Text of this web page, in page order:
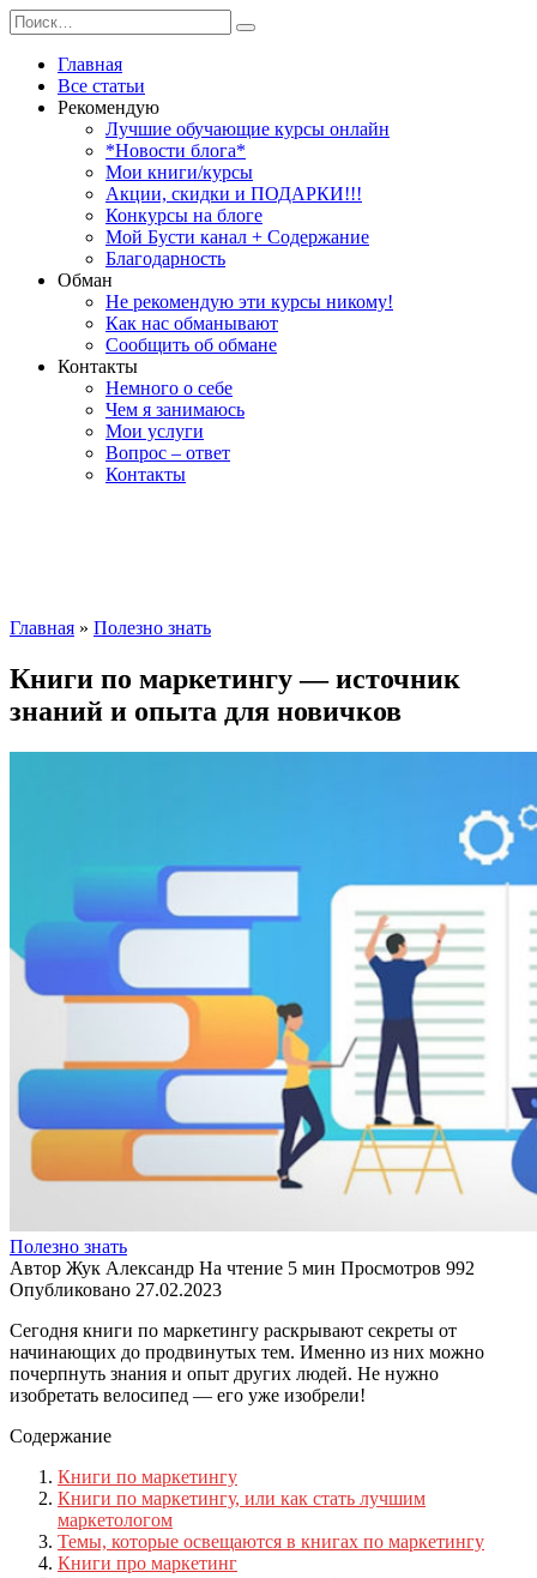
Перейти
к
содержанию
Search
for:
Главная
Все статьи
Рекомендую
Лучшие обучающие курсы онлайн
*Новости блога*
Мои книги/курсы
Акции, скидки и ПОДАРКИ!!!
Конкурсы на блоге
Мой Бусти канал + Содержание
Благодарность
Обман
Не рекомендую эти курсы никому!
Как нас обманывают
Сообщить об обмане
Контакты
Немного о себе
Чем я занимаюсь
Мои услуги
Вопрос – ответ
Контакты
Главная » Полезно знать
Книги по маркетингу — источник
знаний и опыта для новичков
Полезно знать
Автор Жук Александр На чтение 5 мин Просмотров 992
Опубликовано 27.02.2023
Сегодня книги по маркетингу раскрывают секреты от
начинающих до продвинутых тем. Именно из них можно
почерпнуть знания и опыт других людей. Не нужно
изобретать велосипед — его уже изобрели!
Содержание
Книги по маркетингу
Книги по маркетингу, или как стать лучшим
маркетологом
Темы, которые освещаются в книгах по маркетингу
Книги про маркетинг